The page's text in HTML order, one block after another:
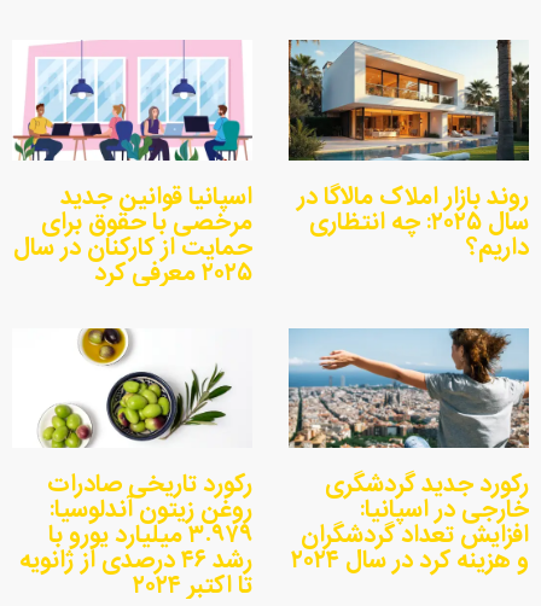
روند بازار املاک مالاگا در
سال ۲۰۲۵: چه انتظاری
داریم؟
اسپانیا قوانین جدید
مرخصی با حقوق برای
حمایت از کارکنان در سال
۲۰۲۵ معرفی کرد
رکورد جدید گردشگری
خارجی در اسپانیا:
افزایش تعداد گردشگران
و هزینه کرد در سال ۲۰۲۴
رکورد تاریخی صادرات
روغن زیتون آندلوسیا:
۳.۹۷۹ میلیارد یورو با
رشد ۴۶ درصدی از ژانویه
تا اکتبر ۲۰۲۴